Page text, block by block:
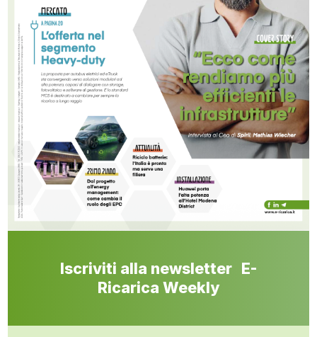
Iscriviti alla newsletter E-
Ricarica Weekly